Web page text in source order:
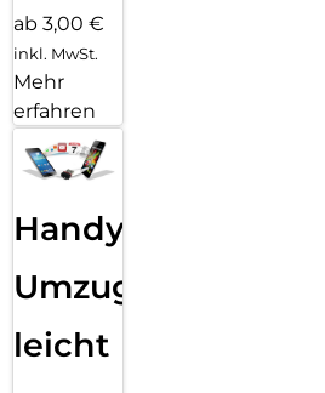
ab 3,00 €
inkl. MwSt.
Mehr
erfahren
Handy
Umzug
leicht